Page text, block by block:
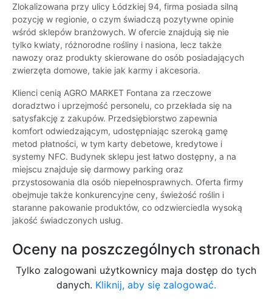
Zlokalizowana przy ulicy Łódzkiej 94, firma posiada silną
pozycję w regionie, o czym świadczą pozytywne opinie
wśród sklepów branżowych. W ofercie znajdują się nie
tylko kwiaty, różnorodne rośliny i nasiona, lecz także
nawozy oraz produkty skierowane do osób posiadających
zwierzęta domowe, takie jak karmy i akcesoria.
Klienci cenią AGRO MARKET Fontana za rzeczowe
doradztwo i uprzejmość personelu, co przekłada się na
satysfakcję z zakupów. Przedsiębiorstwo zapewnia
komfort odwiedzającym, udostępniając szeroką gamę
metod płatności, w tym karty debetowe, kredytowe i
systemy NFC. Budynek sklepu jest łatwo dostępny, a na
miejscu znajduje się darmowy parking oraz
przystosowania dla osób niepełnosprawnych. Oferta firmy
obejmuje także konkurencyjne ceny, świeżość roślin i
staranne pakowanie produktów, co odzwierciedla wysoką
jakość świadczonych usług.
Oceny na poszczególnych stronach
Tylko zalogowani użytkownicy maja dostęp do tych
danych. Kliknij, aby się zalogować.